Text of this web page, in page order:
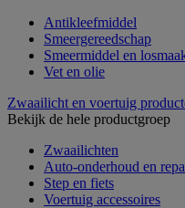
Antikleefmiddel
Smeergereedschap
Smeermiddel en
Vet en olie
Zwaailicht en voertuig
Bekijk de hele productgroep
Zwaailichten
Auto-onderhoud en
Step en fiets
Voertuig accessoires